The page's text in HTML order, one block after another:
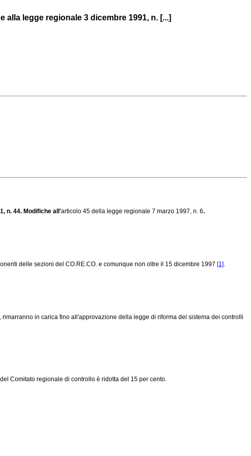
legge regionale 3 dicembre 1991, n. [...]
n. 44. Modifiche all'articolo 45 della legge regionale 7 marzo 1997, n. 6.
delle sezioni del CO.RE.CO. e comunque non oltre il 15 dicembre 1997 [1].
, rimarranno in carica fino all'approvazione della legge di riforma del sistema dei controlli
Comitato regionale di controllo è ridotta del 15 per cento.